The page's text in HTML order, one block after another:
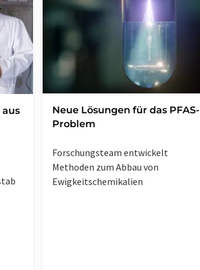
Neue Lösungen für das PFAS-
Problem
Forschungsteam entwickelt
Methoden zum Abbau von
Ewigkeitschemikalien